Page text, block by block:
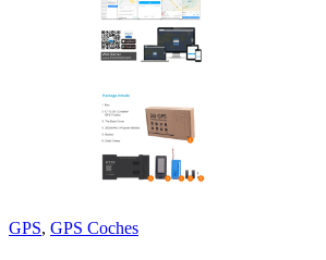
GPS, GPS Coches